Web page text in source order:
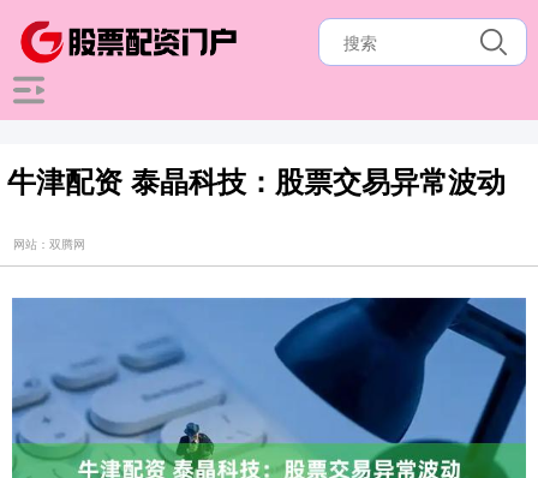
牛津配资 泰晶科技：股票交易异常波动
网站：双腾网